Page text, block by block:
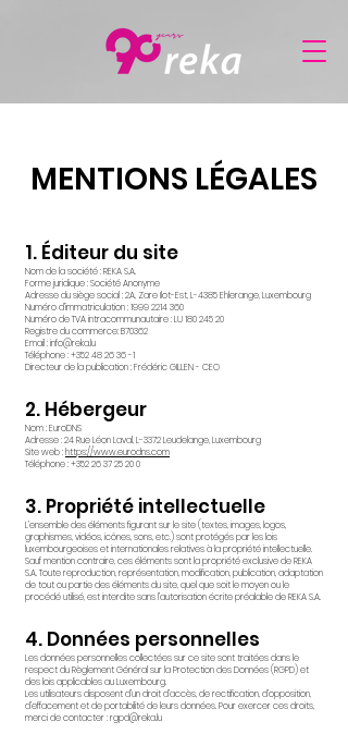
Mentions
MENTIONS LÉGALES
1. Éditeur du site
Nom de la société : REKA S.A.
Forme juridique : Société Anonyme
Adresse du siège social : 2A, Zare Ilot-Est, L-4385 Ehlerange, Luxembourg
Numéro d’immatriculation : 1999 2214 360
Numéro de TVA intracommunautaire : LU 180 245 20
Registre du commerce: B70362
Email : info@reka.lu
Téléphone : +352 48 26 36 -1
Directeur de la publication : Frédéric GILLEN - CEO
2. Hébergeur
Nom : EuroDNS
Adresse : 24 Rue Léon Laval, L-3372 Leudelange, Luxembourg
Site web :https://www.eurodns.com
Téléphone : +35226 37 25 20 0
3. Propriété intellectuelle
L’ensemble des éléments figurant sur le site (textes, images, logos,
graphismes, vidéos, icônes, sons, etc.) sont protégés par les lois
luxembourgeoises et internationales relatives à la propriété intellectuelle.
Sauf mention contraire, ces éléments sont la propriété exclusive de REKA
S.A. Toute reproduction, représentation, modification, publication, adaptation
de tout ou partie des éléments du site, quel que soit le moyen ou le
procédé utilisé, est interdite sans l’autorisation écrite préalable de REKA S.A.
4. Données personnelles
Les données personnelles collectées sur ce site sont traitées dans le
respect du Règlement Général sur la Protection des Données (RGPD) et
des lois applicables au Luxembourg.
Les utilisateurs disposent d’un droit d’accès, de rectification, d’opposition,
d’effacement et de portabilité de leurs données. Pour exercer ces droits,
merci de contacter : rgpd@reka.lu